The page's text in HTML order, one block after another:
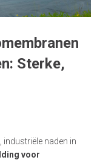
Sterke,
naden in
voor